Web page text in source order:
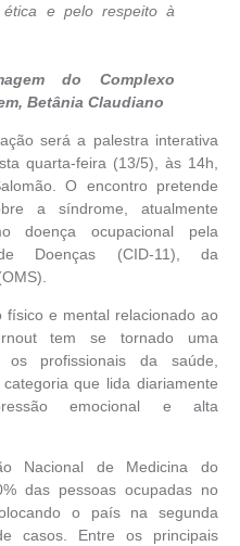
e pelo respeito à
do Complexo
Betânia Claudiano
será a palestra interativa
quarta-feira (13/5), às 14h,
O encontro pretende
a síndrome, atualmente
doença ocupacional pela
Doenças (CID-11), da
físico e mental relacionado ao
tem se tornado uma
os profissionais da saúde,
que lida diariamente
emocional e alta
Nacional de Medicina do
das pessoas ocupadas no
o país na segunda
casos. Entre os principais